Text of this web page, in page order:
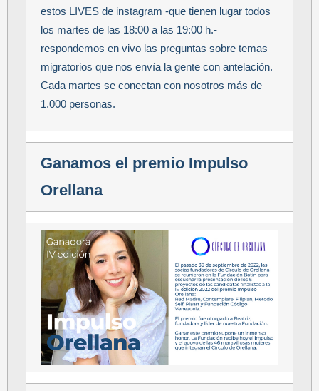
estos LIVES de instagram -que tienen lugar todos
los martes de las 18:00 a las 19:00 h.-
respondemos en vivo las preguntas sobre temas
migratorios que nos envía la gente con antelación.
Cada martes se conectan con nosotros más de
1.000 personas.
Ganamos el premio Impulso
Orellana